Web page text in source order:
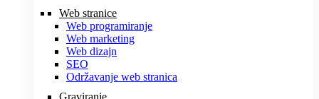
Web stranice
Web programiranje
Web marketing
Web dizajn
SEO
Održavanje web stranica
Graviranje